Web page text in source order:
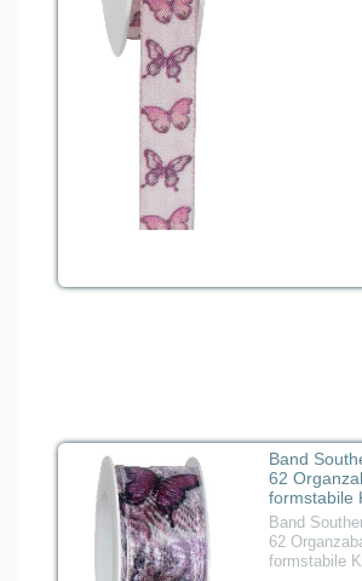
Band
62
formstabile
Band
62
formstabile